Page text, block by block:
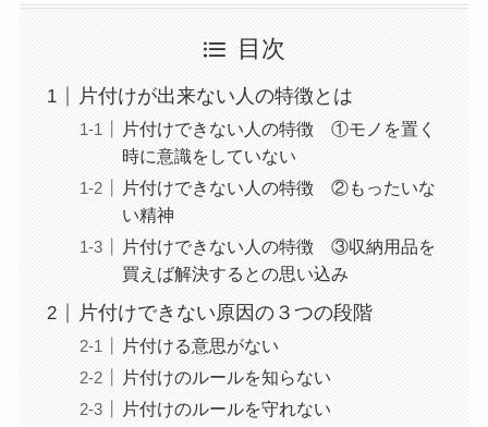
目次
片付けが出来ない人の特徴とは
片付けできない人の特徴 ①モノを置く
時に意識をしていない
片付けできない人の特徴 ②もったいな
い精神
片付けできない人の特徴 ③収納用品を
買えば解決するとの思い込み
片付けできない原因の３つの段階
片付ける意思がない
片付けのルールを知らない
片付けのルールを守れない